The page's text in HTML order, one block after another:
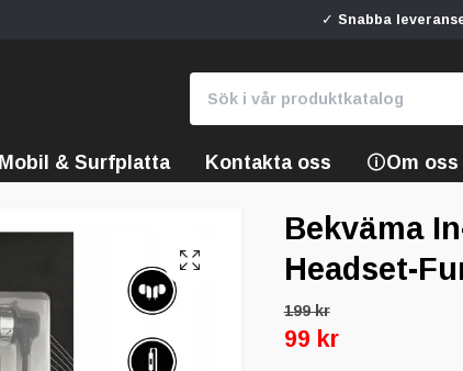
✓ Snabba
& Surfplatta Kontakta oss 🛈Om oss
Bekväma
Headset-
199 kr
99 kr